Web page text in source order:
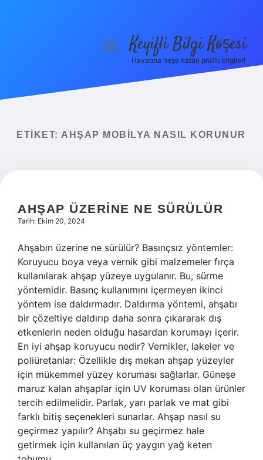
Yasal Uyarı
menüyüKeyifli Bilgi Köşesi
Hayatına neşe katan pratik bilgiler!
ETIKET: AHŞAP MOBILYA NASIL KORUNUR
AHŞAP ÜZERINE NE SÜRÜLÜR
Tarih: Ekim 20, 2024
Ahşabın üzerine ne sürülür? Basınçsız yöntemler:
Koruyucu boya veya vernik gibi malzemeler fırça
kullanılarak ahşap yüzeye uygulanır. Bu, sürme
yöntemidir. Basınç kullanımını içermeyen ikinci
yöntem ise daldırmadır. Daldırma yöntemi, ahşabı
bir çözeltiye daldırıp daha sonra çıkararak dış
etkenlerin neden olduğu hasardan korumayı içerir.
En iyi ahşap koruyucu nedir? Vernikler, lakeler ve
poliüretanlar: Özellikle dış mekan ahşap yüzeyler
için mükemmel yüzey koruması sağlarlar. Güneşe
maruz kalan ahşaplar için UV koruması olan ürünler
tercih edilmelidir. Parlak, yarı parlak ve mat gibi
farklı bitiş seçenekleri sunarlar. Ahşap nasıl su
geçirmez yapılır? Ahşabı su geçirmez hale
getirmek için kullanılan üç yaygın yağ keten